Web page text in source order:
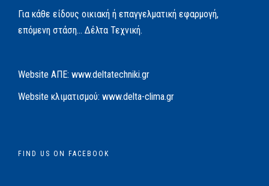
Για κάθε είδους οικιακή ή επαγγελματική εφαρμογή,
επόμενη στάση… Δέλτα Τεχνική.
Website AΠΕ: www.deltatechniki.gr
Website κλιματισμού: www.delta-clima.gr
FIND US ON FACEBOOK